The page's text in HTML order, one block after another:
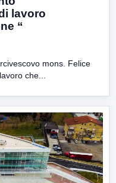
lavoro
“
mons. Felice
che...